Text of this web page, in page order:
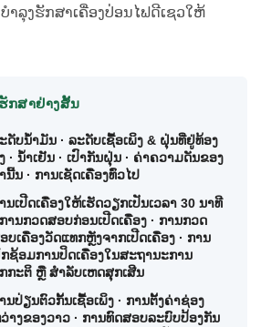
ລຸງຮັກສາເຄື່ອງປ່ອນໄຟດີເຊວໃຫ້
ກສາຢ່າງສັ້ນ
ດັບນ້ຳມັນ · ລະດັບເຊື້ອເພິງ & ຝຸ່ນທີ່ຢູ່ທ້ອງ
· ນ້ຳເຢັນ · ເປົາກັນຝຸ່ນ · ຄ່າຄວາມດັນຂອງ
ນີ້ນ · ການເຊັດເຄື່ອງທົ່ວໄປ
ນເປີດເຄື່ອງໃຫ້ເຮັດວຽກເປັນເວລາ 30 ນາທີ
ການກວດສອບກ່ອນເປີດເຄື່ອງ · ການກວດ
ບເຄື່ອງວັດແທກຫຼັງຈາກເປີດເຄື່ອງ · ການ
ຊ້ອມການປິດເຄື່ອງໃນສະຖານະການ
ກະຕິ ຫຼື ສຳລັບເຫດສຸກເສີນ
ນປ່ຽນຕົວກັ້ນເຊື້ອເພິງ · ການຕັ້ງຄ່າຊ່ອງ
າງຂອງວາວ · ການທົດສອບລະບົບປ້ອງກັນ